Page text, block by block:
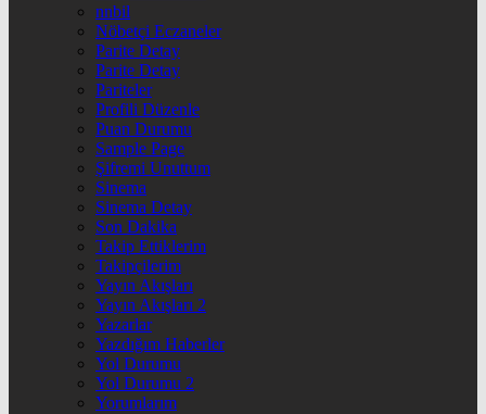
nnbil
Nöbetçi Eczaneler
Parite Detay
Parite Detay
Pariteler
Profili Düzenle
Puan Durumu
Sample Page
Şifremi Unuttum
Sinema
Sinema Detay
Son Dakika
Takip Ettiklerim
Takipçilerim
Yayın Akışları
Yayın Akışları 2
Yazarlar
Yazdığım Haberler
Yol Durumu
Yol Durumu 2
Yorumlarım